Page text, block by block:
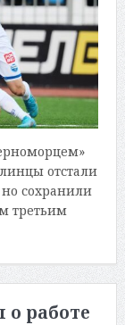
отстали
сохранили
третьим
работе